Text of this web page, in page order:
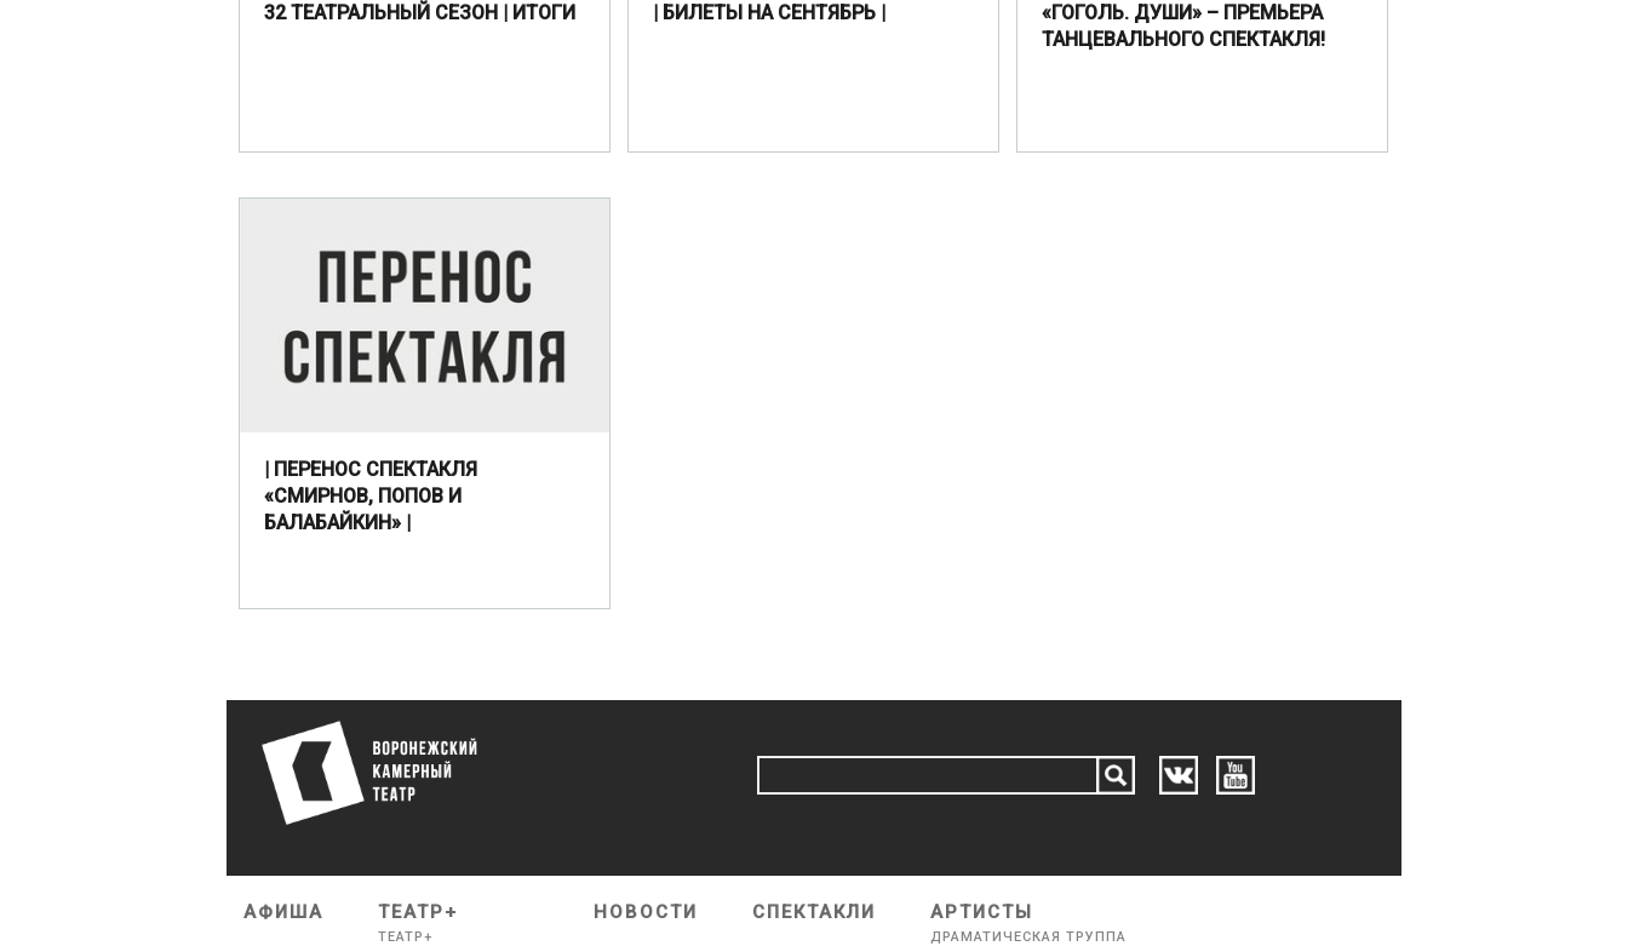
32 ТЕАТРАЛЬНЫЙ СЕЗОН | ИТОГИ | БИЛЕТЫ НА СЕНТЯБРЬ |
«ГОГОЛЬ. ДУШИ» – ПРЕМЬЕРА
ТАНЦЕВАЛЬНОГО СПЕКТАКЛЯ!
| ПЕРЕНОС СПЕКТАКЛЯ
«СМИРНОВ, ПОПОВ И
БАЛАБАЙКИН» |
АФИША ТЕАТР+
ТЕАТР+
НОВОСТИ СПЕКТАКЛИ АРТИСТЫ
ДРАМАТИЧЕСКАЯ ТРУППА